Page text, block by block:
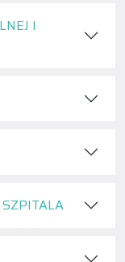
I
SZPITALA